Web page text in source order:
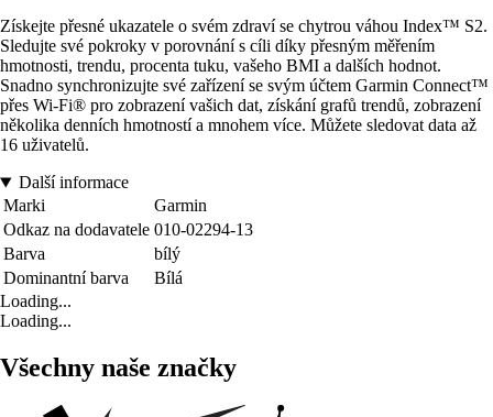
Získejte přesné ukazatele o svém zdraví se chytrou váhou Index™ S2.
Sledujte své pokroky v porovnání s cíli díky přesným měřením
hmotnosti, trendu, procenta tuku, vašeho BMI a dalších hodnot.
Snadno synchronizujte své zařízení se svým účtem Garmin Connect™
přes Wi-Fi® pro zobrazení vašich dat, získání grafů trendů, zobrazení
několika denních hmotností a mnohem více. Můžete sledovat data až
16 uživatelů.
Další informace
Marki
Garmin
Odkaz na dodavatele 010-02294-13
Barva
bílý
Dominantní barva
Bílá
Loading...
Loading...
Všechny naše značky